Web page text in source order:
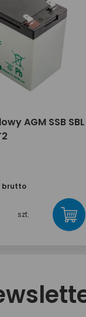
AGM SSB SBL
brutto
szt.